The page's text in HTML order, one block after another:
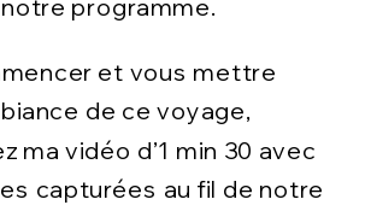
programme.
et vous mettre
de ce voyage,
ma vidéo d’1 min 30 avec
capturées au fil de notre